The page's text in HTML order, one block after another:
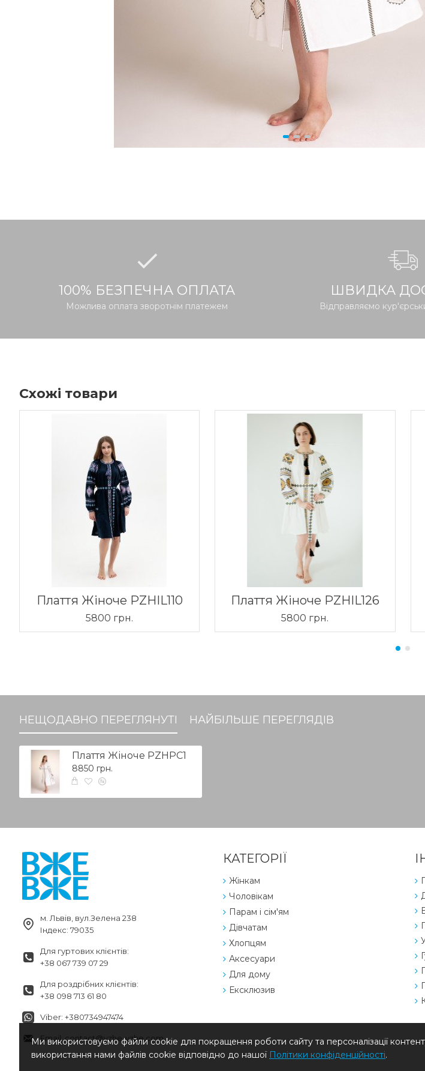
100% БЕЗПЕЧНА ОПЛАТА
Можлива оплата зворотнім платежем
ШВИДКА
Відправляємо
Схожі товари
Плаття Жіноче PZHIL110
5800 грн.
Плаття Жіноче PZHIL126
5800 грн.
НЕЩОДАВНО ПЕРЕГЛЯНУТІ НАЙБІЛЬШЕ ПЕРЕГЛЯДІВ
Плаття Жіноче PZHPC1
8850 грн.
м. Львів, вул.Зелена 238
Індекс: 79035
Для гуртових клієнтів:
+38 067 739 07 29
Для роздрібних клієнтів:
+38 098 713 61 80
Viber: +380734947474
Email: contact@vzhe-vzhe.com
КАТЕГОРІЇ
Жінкам
Чоловікам
Парам і сім'ям
Дівчатам
Хлопцям
Аксесуари
Для дому
Ексклюзив
Ми використовуємо файли cookie для покращення роботи сайту та персоналізації
використання нами файлів cookie відповідно до нашої Політики конфіденційності.